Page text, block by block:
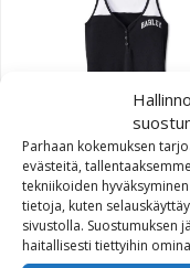
Parhaan kokemuksen
evästeitä,
tekniikoiden
tietoja, kuten
sivustolla. Suostumuksen
haitallisesti tiettyihin
Harley-Davidson
KNIT,BLACK